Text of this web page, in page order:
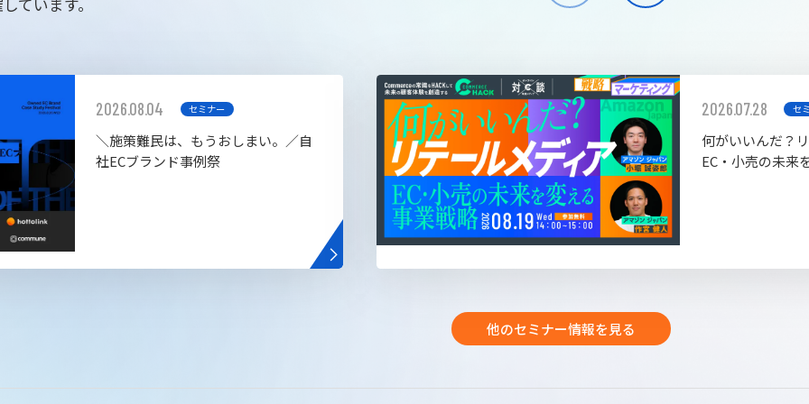
ています。
2026.08.04 セミナー
＼施策難民は、もうおしまい。／自
社ECブランド事例祭
2026.07.28 セ
何がいいんだ？
EC・小売の未来
他のセミナー情報を見る